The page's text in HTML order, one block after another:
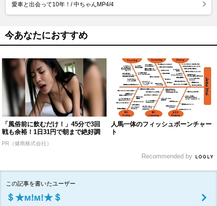
愛車と出会って10年！/ 中ちゃんMP4/4
今あなたにおすすめ
「風俗前に飲むだけ！」45分で3回
戦も余裕！1日31円で朝まで絶好調
PR（健商株式会社）
人馬一体のフィッシュボーンチャー
ト
Recommended by
この記事を書いたユーザー
＄★м!м!★＄